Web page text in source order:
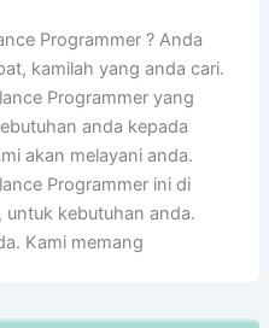
Programmer ? Anda
kamilah yang anda cari.
Programmer yang
anda kepada
akan melayani anda.
Programmer ini di
untuk kebutuhan anda.
Kami memang